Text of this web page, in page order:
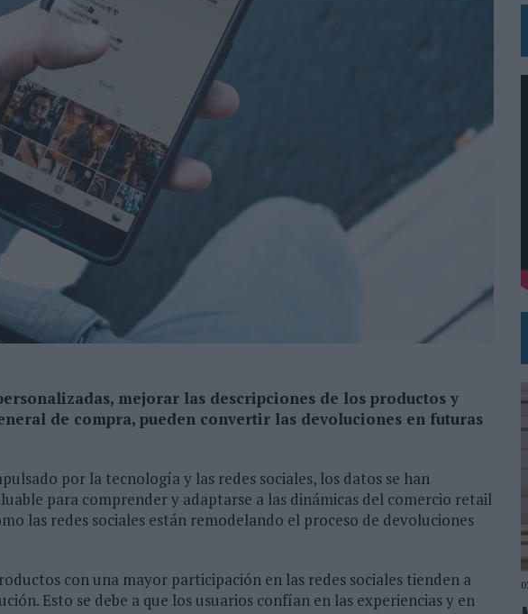
A SOÑAR’, DE VML PARA MOVISTAR
DE LAS AFICIONES PARA EL REGRESO DEL FÚTBOL
A DISEÑAR SU PRÓXIMA CAMISETA FOREVER GREEN
UN HOMENAJE AL UNIVERSO DE 'LOS SIMPSON'
DE SU FUNDADOR COMO AVAL DE SU CALIDAD
LOS PREMIOS DE MARKETING Y COMUNICACIÓN EN EL SECTOR ASEGURADOR 2026
AUTOPRODUCCIÓN DE DUNKIN’
12,8% SUS VENTAS EN EL PRIMER SEMESTRE HASTA LOS 196 MILLONES DE EUROS
A JUAN ANTONIO ORTIZ COMO MEDIA MANAGEMENT & DELIVERY PRESIDENT
DE LA CREATIVIDAD
mejorar las descripciones de los productos y
de compra, pueden convertir las devoluciones en futuras
por la tecnología y las redes sociales, los datos se han
para comprender y adaptarse a las dinámicas del comercio retail
las redes sociales están remodelando el proceso de devoluciones
con una mayor participación en las redes sociales tienden a
Esto se debe a que los usuarios confían en las experiencias y en